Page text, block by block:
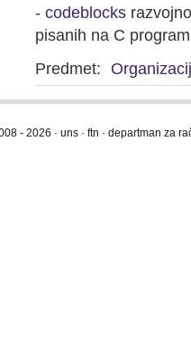
- codeblocks
pisanih na C
Predmet:
- 2026 · uns · ftn · departman za